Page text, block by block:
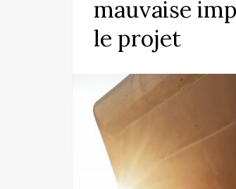
mauvaise
le projet